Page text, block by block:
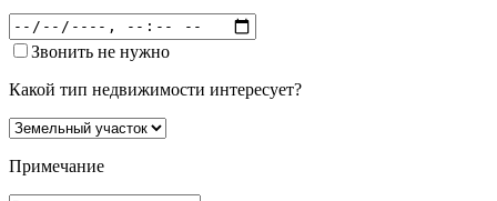
Звонить не нужно
Какой тип недвижимости интересует?
Примечание